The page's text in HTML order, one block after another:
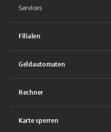
Services
Filialen
Geldautomaten
Rechner
Karte sperren